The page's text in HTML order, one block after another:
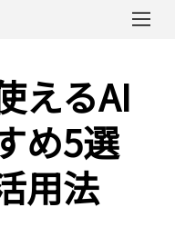
えるAI
め5選
用法